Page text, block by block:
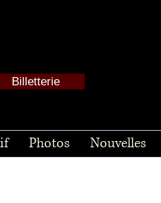
Billetterie
Photos Nouvelles